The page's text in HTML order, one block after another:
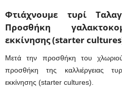
Φτιάχνουμε τυρί
Προσθήκη
εκκίνησης (starter
Μετά την προσθήκη του
προσθήκη της καλλιέργειας
εκκίνησης (starter cultures).